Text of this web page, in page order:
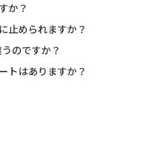
か？
止められますか？
のですか？
トはありますか？